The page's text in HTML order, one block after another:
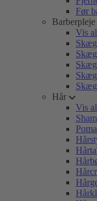
Før
Barberpleje
Vis
Hår
Vis